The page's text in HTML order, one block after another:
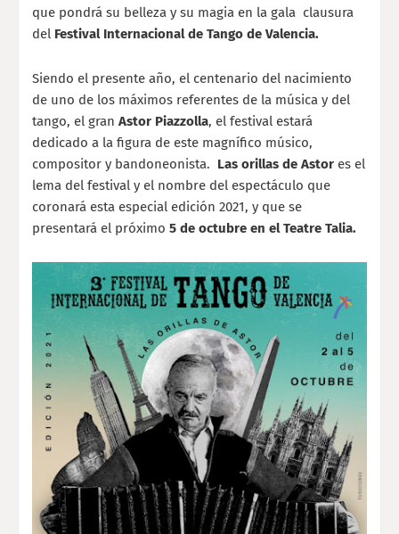
que pondrá su belleza y su magia en la gala clausura
del Festival Internacional de Tango de Valencia.
Siendo el presente año, el centenario del nacimiento
de uno de los máximos referentes de la música y del
tango, el gran Astor Piazzolla, el festival estará
dedicado a la figura de este magnífico músico,
compositor y bandoneonista. Las orillas de Astor es el
lema del festival y el nombre del espectáculo que
coronará esta especial edición 2021, y que se
presentará el próximo 5 de octubre en el Teatre Talia.